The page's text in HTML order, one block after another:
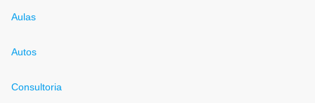
Aulas
Autos
Consultoria